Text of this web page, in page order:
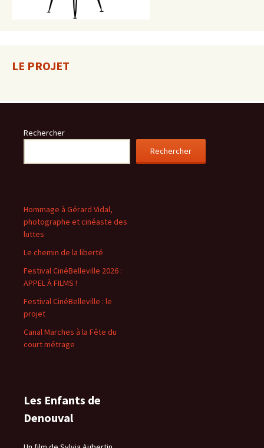
LE PROJET
Rechercher
Rechercher
Hommage à Gérard Vidal,
photographe et cinéaste des
luttes
Le chemin de la liberté
Festival CinéBelleville 2026 :
APPEL À FILMS !
Festival CinéBelleville : le
projet
Canal Marches à la Fête du
court métrage
Les Enfants de
Denouval